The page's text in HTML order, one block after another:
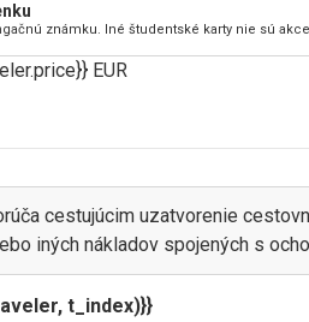
známku. Iné študentské karty nie sú
EUR
cestujúcim uzatvorenie
iných nákladov spojených s
t_index)}}